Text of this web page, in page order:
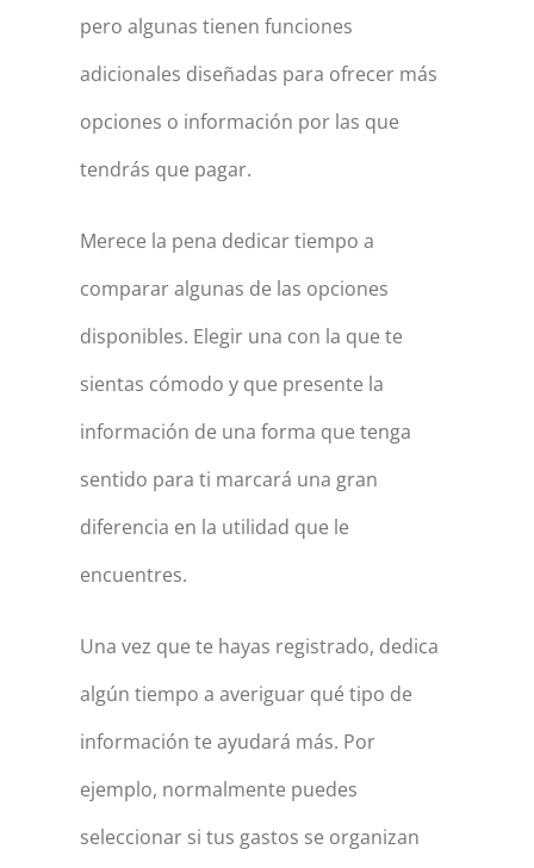
pero algunas tienen funciones
adicionales diseñadas para ofrecer más
opciones o información por las que
tendrás que pagar.
Merece la pena dedicar tiempo a
comparar algunas de las opciones
disponibles. Elegir una con la que te
sientas cómodo y que presente la
información de una forma que tenga
sentido para ti marcará una gran
diferencia en la utilidad que le
encuentres.
Una vez que te hayas registrado, dedica
algún tiempo a averiguar qué tipo de
información te ayudará más. Por
ejemplo, normalmente puedes
seleccionar si tus gastos se organizan